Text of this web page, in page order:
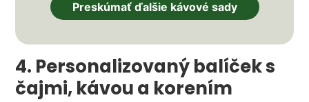
Preskúmať ďalšie kávové sady
4. Personalizovaný balíček s
čajmi, kávou a korením